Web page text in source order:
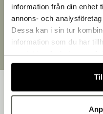
information från din enhet
annons- och
Dessa kan i sin tur
information som du har
Leverans inom 3-5
Brett sortiment
Över 30 000 produkter
Egen produktion
Handlar du som
Fortsätt